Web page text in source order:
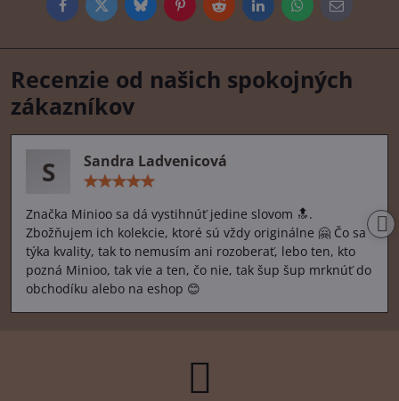
FacebookTwitterBlueskyPinterestRedditLinkedInWhatsApp
E-
Recenzie od našich spokojných
zákazníkov
S Sandra Ladvenicová
5
Značka Minioo sa dá vystihnúť jedine slovom 🔝.
Zbožňujem ich kolekcie, ktoré sú vždy originálne 🤗 Čo sa
týka kvality, tak to nemusím ani rozoberať, lebo ten, kto
pozná Minioo, tak vie a ten, čo nie, tak šup šup mrknúť do
obchodíku alebo na eshop 😊